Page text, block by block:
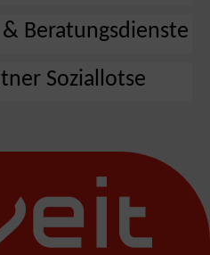
Beratungsdienste
Soziallotse